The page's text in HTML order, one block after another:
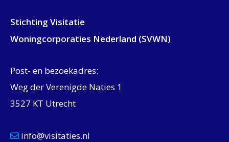
Stichting Visitatie
Woningcorporaties Nederland (SVWN)
Post- en bezoekadres:
Weg der Verenigde Naties 1
3527 KT Utrecht
info@visitaties.nl